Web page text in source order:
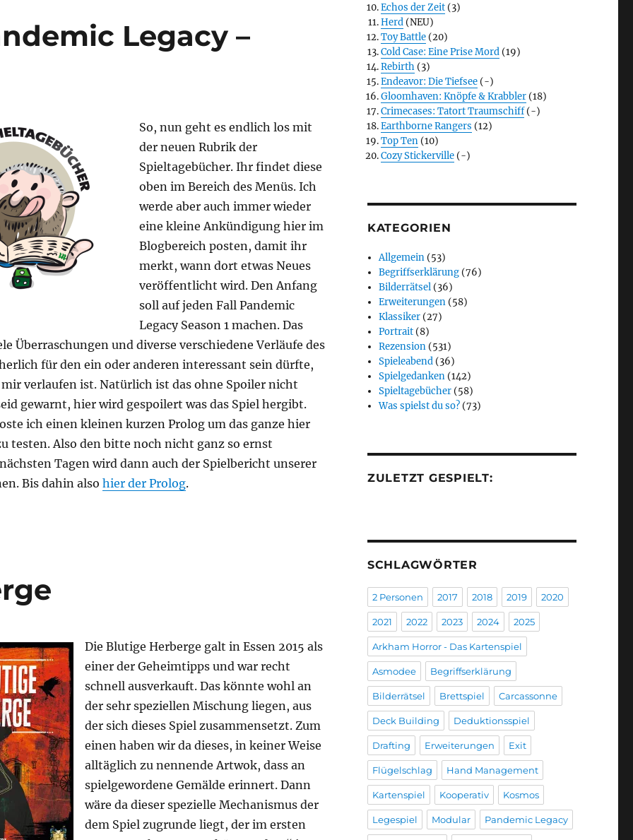
Legacy –
So, nun geht es endlich los mit
der neuen Rubrik der
Spieltagebücher. Ihr findet diese
oben im Bereich des Menüs. Ich
werde aber auch immer wieder
eine kleine Ankündigung hier im
Blogbereich posten, damit ihr
merkt, wann dort etwas Neues
veröffentlicht wird. Den Anfang
soll auf jeden Fall Pandemic
Legacy Season 1 machen. Das
Überraschungen und diverse verschiedene Verläufe des
für den ein oder anderen interessant sein dürfte,
mir verlaufen ist. Natürlich ist das ohne Spoiler nicht
gewarnt, hier wird gespoilert was das Spiel hergibt.
ich einen kleinen kurzen Prolog um das ganze hier
testen. Also den bitte noch nicht ganz so ernst
Tagen wird dann auch der Spielbericht unserer
Bis dahin also hier der Prolog.
Die Blutige Herberge galt in Essen 2015 als
einer der Geheimtipps und war recht
schnell ausverkauft. Das könnte wohl an
der sehr speziellen Mischung liegen, aus
der sich dieses Spiel zusammensetzt. Zum
einen haben wir da dieses, in keiner Weise
alltäglich zu nennende Artwok, dass an
spielgewordene Gemälde erinnert. Dann
wäre da dieser spezielle Mechanismus der
dem Spiel zugrunde liegt, der im ersten
Echos der Zeit (3)
Herd (NEU)
Toy Battle (20)
Cold Case: Eine Prise Mord (19)
Rebirth (3)
Endeavor: Die Tiefsee (-)
Gloomhaven: Knöpfe & Krabbler (18)
Crimecases: Tatort Traumschiff(-)
Earthborne Rangers (12)
Top Ten (10)
Cozy Stickerville (-)
KATEGORIEN
Allgemein (53)
Begriffserklärung (76)
Bilderrätsel (36)
Erweiterungen (58)
Klassiker (27)
Portrait (8)
Rezension (531)
Spieleabend (36)
Spielgedanken (142)
Spieltagebücher (58)
Was spielst du so? (73)
ZULETZT GESPIELT:
SCHLAGWÖRTER
2 Personen 2017 2018 2019 2020
2021 2022 2023 2024 2025
Arkham Horror - Das Kartenspiel
Asmodee Begriffserklärung
Bilderrätsel Brettspiel Carcassonne
Deck Building Deduktionsspiel
Drafting Erweiterungen Exit
Flügelschlag Hand Management
Kartenspiel Kooperativ Kosmos
Legespiel Modular Pandemic Legacy